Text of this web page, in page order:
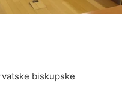
biskupske